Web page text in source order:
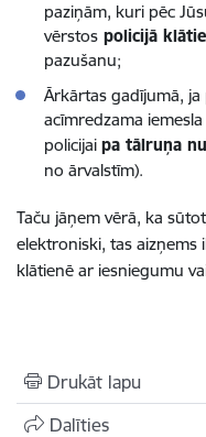
paziņām, kuri pēc
vērstos policijā
pazušanu;
Ārkārtas gadījumā,
acīmredzama
policijai pa tālruņa
no ārvalstīm).
Taču jāņem vērā, ka
elektroniski, tas aizņems
klātienē ar iesniegumu
Drukāt lapu
Dalīties